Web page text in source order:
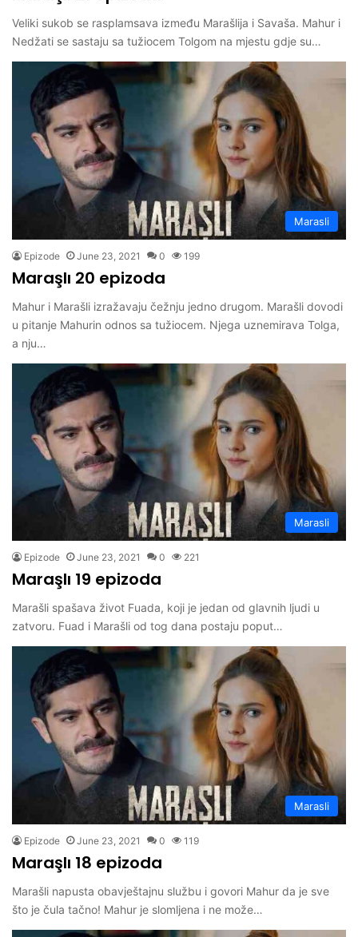
Veliki sukob se rasplamsava između Marašlija i Savaša. Mahur i
Nedžati se sastaju sa tužiocem Tolgom na mjestu gdje su…
Marasli
Epizode June 23, 2021 0 199
Maraşlı 20 epizoda
Mahur i Marašli izražavaju čežnju jedno drugom. Marašli dovodi
u pitanje Mahurin odnos sa tužiocem. Njega uznemirava Tolga,
a nju…
Marasli
Epizode June 23, 2021 0 221
Maraşlı 19 epizoda
Marašli spašava život Fuada, koji je jedan od glavnih ljudi u
zatvoru. Fuad i Marašli od tog dana postaju poput…
Marasli
Epizode June 23, 2021 0 119
Maraşlı 18 epizoda
Marašli napusta obavještajnu službu i govori Mahur da je sve
što je čula tačno! Mahur je slomljena i ne može…